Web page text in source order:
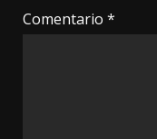
Comentario *